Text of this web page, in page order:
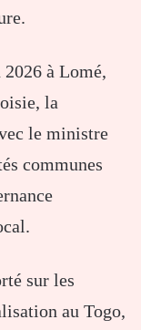
à Lomé,
la
le ministre
communes
sur les
au Togo,